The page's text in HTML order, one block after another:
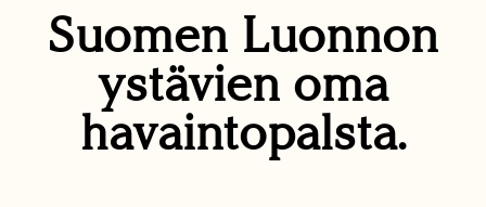
Suomen Luonnon
ystävien oma
havaintopalsta.